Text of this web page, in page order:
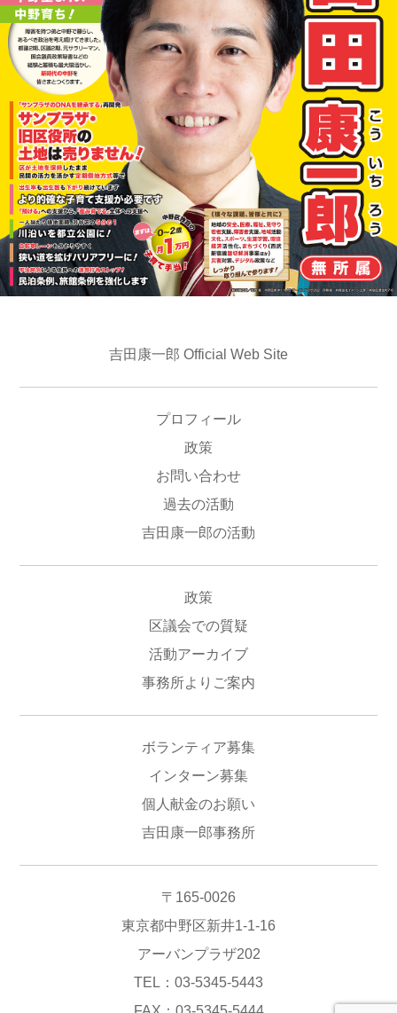
吉田康一郎 Official Web Site
プロフィール
政策
お問い合わせ
過去の活動
吉田康一郎の活動
政策
区議会での質疑
活動アーカイブ
事務所よりご案内
ボランティア募集
インターン募集
個人献金のお願い
吉田康一郎事務所
〒165-0026
東京都中野区新井1-1-16
アーバンプラザ202
TEL：03-5345-5443